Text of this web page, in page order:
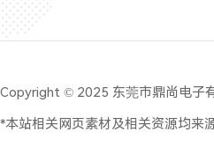
Copyright © 2025 东莞市鼎尚电子
*本站相关网页素材及相关资源均来